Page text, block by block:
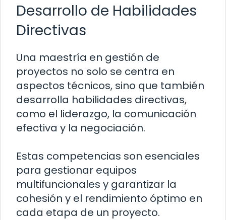
Desarrollo de Habilidades
Directivas
Una maestría en gestión de
proyectos no solo se centra en
aspectos técnicos, sino que también
desarrolla habilidades directivas,
como el liderazgo, la comunicación
efectiva y la negociación.
Estas competencias son esenciales
para gestionar equipos
multifuncionales y garantizar la
cohesión y el rendimiento óptimo en
cada etapa de un proyecto.